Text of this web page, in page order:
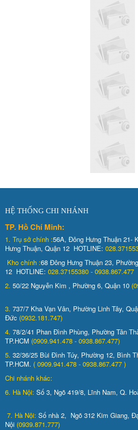
HỆ THỐNG CHI NHÁNH
TP. Hồ Chí Minh:
1. Trụ sở chính :56A, Đông Hưng Thuận 21-
Hưng Thuận, Quận 12 HOTLINE:
Kho chính :68 Đông Hưng Thuận 23,
12 HOTLINE: 028.37155380 - 0938.867.477
2. 50/22 Nguyễn Kim , Phường 6, Quận 10
3. 737/7 Kha Vạn Vân, Phường Linh Tây,
Đức (0932.181.747)
4. 78/2/41 Phan Đình Phùng, Phường Tân
TP.HCM (0909.941.478 - 0938.867.477)
5. 32/36/25 Bùi Đình Túy, Phường 12, Bình
TP.HCM. ( 0909.941.478 - 0938.867.477 )
Chi nhánh khác:
6. Hà Nội: Số 3, Ngõ 419/8, Lĩnh Nam, Q.
7. Hà Nội: Số nhà 2, Ngõ 312 Kim Giang,
Nội (0939.871.777)